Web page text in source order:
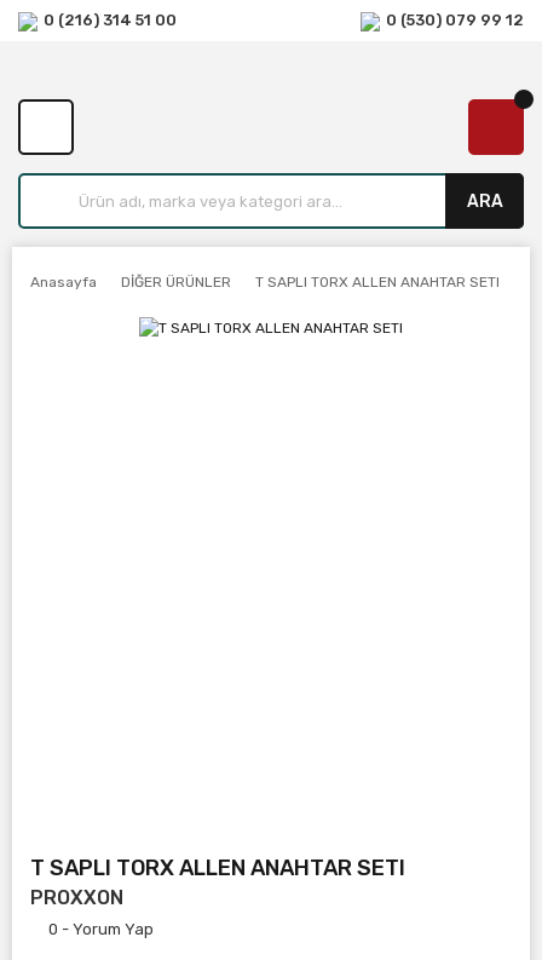
0 (216) 314 51 00 0 (530) 079 99 12
ARA
Anasayfa DİĞER ÜRÜNLER T SAPLI TORX ALLEN ANAHTAR SETI
T SAPLI TORX ALLEN ANAHTAR SETI
PROXXON
0 - Yorum Yap